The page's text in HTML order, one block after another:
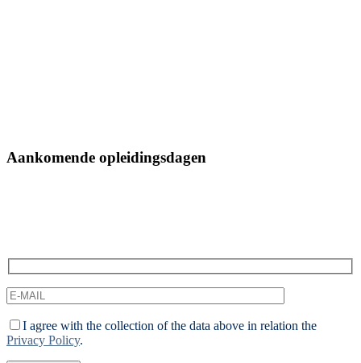
Aankomende opleidingsdagen
I agree with the collection of the data above in relation the
Privacy Policy.